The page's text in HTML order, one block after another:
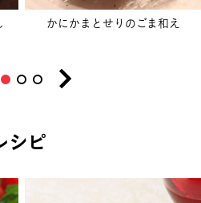
かにかまとせりのごま和え
シピ